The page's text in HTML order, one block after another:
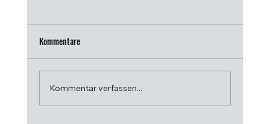
Kommentare
Kommentar verfassen...